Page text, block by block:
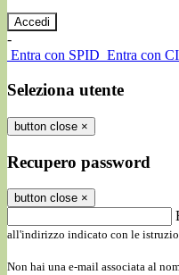
-
Entra con SPID Entra con
Seleziona utente
button close ×
Recupero password
button close ×
all'indirizzo indicato con le
Non hai una e-mail associata al